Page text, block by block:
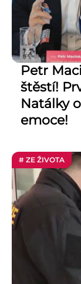
Petr
štěstí!
Natálky
emoce!
# ZE ŽIVOTA